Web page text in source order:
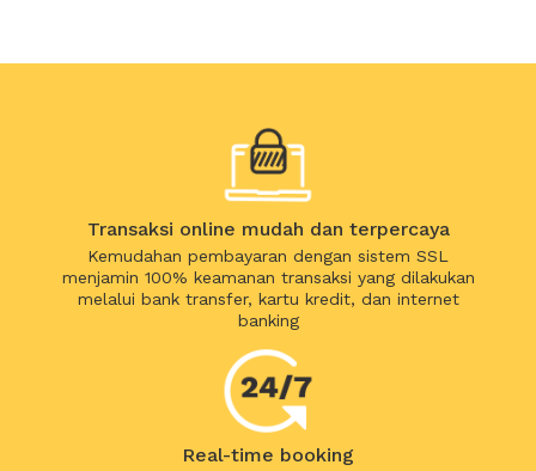
Transaksi online mudah dan terpercaya
Kemudahan pembayaran dengan sistem SSL
menjamin 100% keamanan transaksi yang dilakukan
melalui bank transfer, kartu kredit, dan internet
banking
Real-time booking